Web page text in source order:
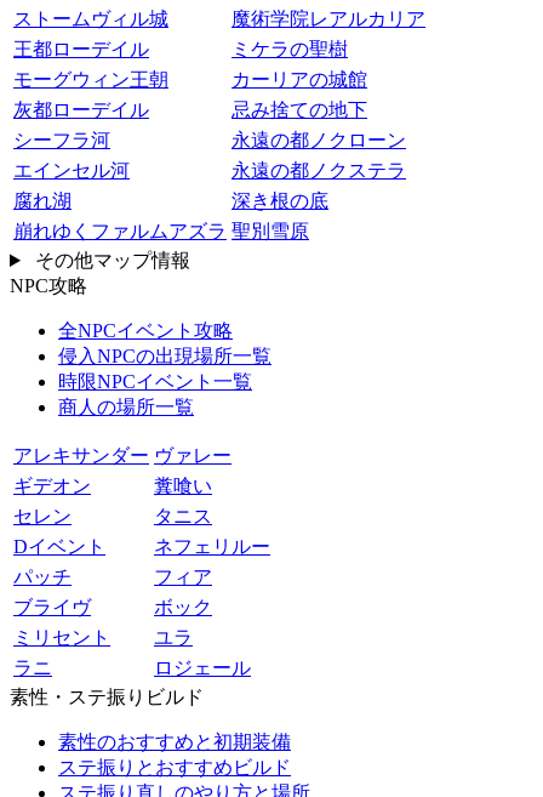
ストームヴィル城
魔術学院レアルカリア
王都ローデイル
ミケラの聖樹
モーグウィン王朝
カーリアの城館
灰都ローデイル
忌み捨ての地下
シーフラ河
永遠の都ノクローン
エインセル河
永遠の都ノクステラ
腐れ湖
深き根の底
崩れゆくファルムアズラ 聖別雪原
その他マップ情報
NPC攻略
全NPCイベント攻略
侵入NPCの出現場所一覧
時限NPCイベント一覧
商人の場所一覧
アレキサンダー ヴァレー
ギデオン
糞喰い
セレン
タニス
Dイベント
ネフェリルー
パッチ
フィア
ブライヴ
ボック
ミリセント
ユラ
ラニ
ロジェール
素性・ステ振りビルド
素性のおすすめと初期装備
ステ振りとおすすめビルド
ステ振り直しのやり方と場所